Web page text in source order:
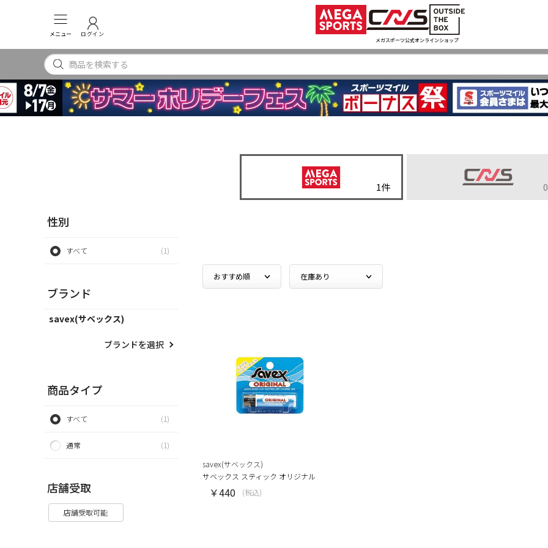
メニュー ログイン
メガスポーツ公式オンラインショップ
性別
すべて (1)
ブランド
savex(サベックス)
ブランドを選択
商品タイプ
すべて (1)
通常 (1)
店舗受取
店舗受取可能
1件 0
savex(サベックス)
サベックス スティック オリジナル
￥440 (税込)